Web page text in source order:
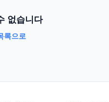
없습니다
록으로